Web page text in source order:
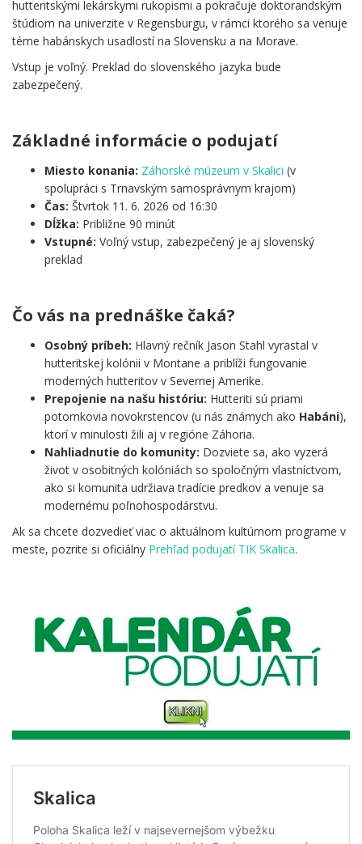
hutteritskými lekárskymi rukopismi a pokračuje doktorandským
štúdiom na univerzite v Regensburgu, v rámci ktorého sa venuje
téme habánskych usadlostí na Slovensku a na Morave.
Vstup je voľný. Preklad do slovenského jazyka bude
zabezpečený.
Základné informácie o podujatí
Miesto konania: Záhorské múzeum v Skalici (v
spolupráci s Trnavským samosprávnym krajom)
Čas: Štvrtok 11. 6. 2026 od 16:30
Dĺžka: Približne 90 minút
Vstupné: Voľný vstup, zabezpečený je aj slovenský
preklad
Čo vás na prednáške čaká?
Osobný príbeh: Hlavný rečník Jason Stahl vyrastal v
hutteritskej kolónii v Montane a priblíži fungovanie
moderných hutteritov v Severnej Amerike.
Prepojenie na našu históriu: Hutteriti sú priami
potomkovia novokrstencov (u nás známych ako Habáni),
ktorí v minulosti žili aj v regióne Záhoria.
Nahliadnutie do komunity: Dozviete sa, ako vyzerá
život v osobitných kolóniách so spoločným vlastníctvom,
ako si komunita udržiava tradície predkov a venuje sa
modernému poľnohospodárstvu.
Ak sa chcete dozvedieť viac o aktuálnom kultúrnom programe v
meste, pozrite si oficiálny Prehľad podujatí TIK Skalica.